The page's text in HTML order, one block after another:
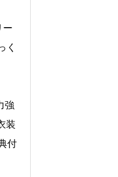
ー
く
強
装
付